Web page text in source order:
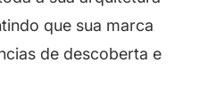
que sua marca
de descoberta e